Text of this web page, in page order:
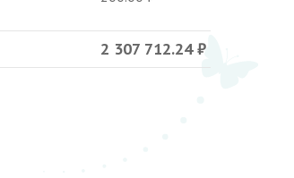
2 307 712.24₽